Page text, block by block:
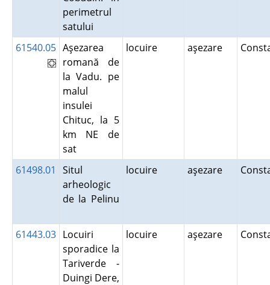
perimetrul
satului
61540.05 Aşezarea
romană de
la Vadu. pe
malul
insulei
Chituc, la 5
km NE de
sat
locuire aşezare
61498.01
Situl
arheologic
de la Pelinu
locuire aşezare
61443.03 Locuiri
sporadice la
Tariverde -
Duingi Dere,
locuire aşezare